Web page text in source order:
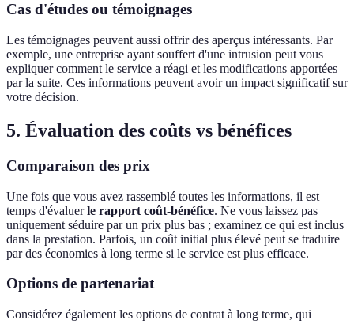
Cas d'études ou témoignages
Les témoignages peuvent aussi offrir des aperçus intéressants. Par
exemple, une entreprise ayant souffert d'une intrusion peut vous
expliquer comment le service a réagi et les modifications apportées
par la suite. Ces informations peuvent avoir un impact significatif sur
votre décision.
5. Évaluation des coûts vs bénéfices
Comparaison des prix
Une fois que vous avez rassemblé toutes les informations, il est
temps d'évaluerle rapport coût-bénéfice. Ne vous laissez pas
uniquement séduire par un prix plus bas ; examinez ce qui est inclus
dans la prestation. Parfois, un coût initial plus élevé peut se traduire
par des économies à long terme si le service est plus efficace.
Options de partenariat
Considérez également les options de contrat à long terme, qui